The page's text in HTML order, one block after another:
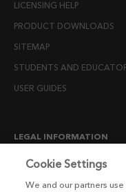
LICENSING HELP
PRODUCT DOWNLOADS
SITEMAP
STUDENTS AND
USER GUIDES
LEGAL INFORMATION
CANDIDATE PRIVACY
Cookie Settings
We and our partners